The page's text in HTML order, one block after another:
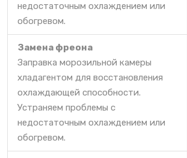
недостаточным охлаждением или
обогревом.
Замена фреона
Заправка морозильной камеры
хладагентом для восстановления
охлаждающей способности.
Устраняем проблемы с
недостаточным охлаждением или
обогревом.